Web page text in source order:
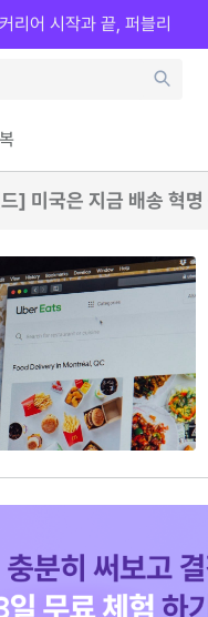
리어 시작과 끝, 퍼블리
] 미국은 지금 배송 혁명